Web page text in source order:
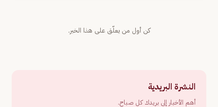
كن أول من يعلّق على هذا الخبر.
النشرة البريدية
أهم الأخبار إلى بريدك كل صباح.